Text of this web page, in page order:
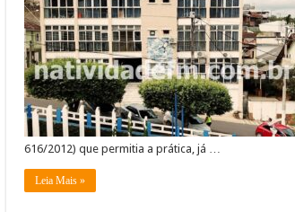
616/2012) que permitia a prática, já …
Leia Mais »